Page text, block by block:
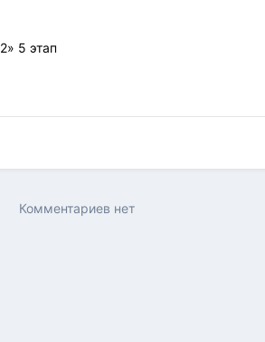
5 этап
Комментариев нет